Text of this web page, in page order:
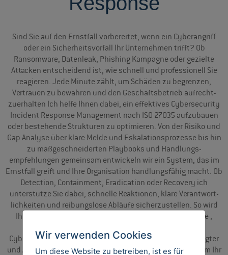
Sind Sie auf den Ernstfall vorbereitet, wenn ein Cyberangriff
oder ein Sicherheitsvorfall Ihr Unternehmen trifft? Ob
Ransomware, Datenleak, Phishing Kampagne oder gezielte
Attacken entscheidend ist, wie schnell und professionell Sie
reagieren. Jede Minute zählt, um Schäden zu begrenzen,
Vertrauen zu bewahren und den Geschäfts­betrieb aufrecht­
zuerhalten Ich helfe Ihnen dabei, ein effektives Cyber­security
Incident Response Management nach ISO 27035 aufzubauen
oder bestehende Strukturen zu optimieren. Von der Risiko und
Gap Analyse über klare Melde und Eskalationsprozesse bis hin
zu maßgeschneiderten Playbooks und Handlungs­
empfehlungen gemeinsam entwickeln wir ein System, das im
Ernst­fall greift und Ihre Organisation handlungsfähig macht. Ob
Detection, Containment, Eradication oder Recovery ich
unterstütze Sie dabei, schnelle Reaktionen, klare Verantwort­
lichkeiten und reibungslose Abläufe sicherzustellen. So wird
Ihre Incident Response nicht nur zu einer Pflicht­aufgabe ,
Cybersicherheit. Als externer Incident Response Beauftragter
und Auditor stehe ich Ihnen zudem langfristig zur Seite, um Ihr
Wir verwenden Cookies
Um diese Website zu betreiben, ist es für